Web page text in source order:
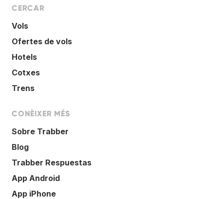
CERCAR
Vols
Ofertes de vols
Hotels
Cotxes
Trens
CONÈIXER MÉS
Sobre Trabber
Blog
Trabber Respuestas
App Android
App iPhone